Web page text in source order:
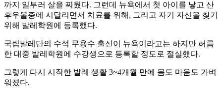
까지 일부러 살을 찌웠다. 그런데 뉴욕에서 첫 아이를 낳고 산
후우울증에 시달리면서 치료를 위해, 그리고 자기 자신을 찾기
위해 발레학원에 등록했다.
국립발레단의 수석 무용수 출신이 뉴욕이라고는 하지만 허름
한 대중 발레학원에 수강생으로 등록할 정도로 절실했다.
그렇게 다시 시작한 발레 생활 3~4개월 만에 몸도 마음도 가벼
워졌다.